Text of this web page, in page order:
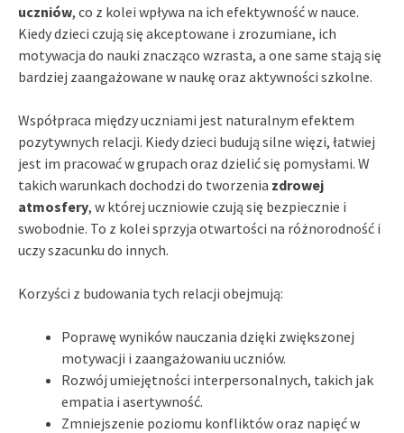
uczniów, co z kolei wpływa na ich efektywność w nauce.
Kiedy dzieci czują się akceptowane i zrozumiane, ich
motywacja do nauki znacząco wzrasta, a one same stają się
bardziej zaangażowane w naukę oraz aktywności szkolne.
Współpraca między uczniami jest naturalnym efektem
pozytywnych relacji. Kiedy dzieci budują silne więzi, łatwiej
jest im pracować w grupach oraz dzielić się pomysłami. W
takich warunkach dochodzi do tworzenia zdrowej
atmosfery, w której uczniowie czują się bezpiecznie i
swobodnie. To z kolei sprzyja otwartości na różnorodność i
uczy szacunku do innych.
Korzyści z budowania tych relacji obejmują:
Poprawę wyników nauczania dzięki zwiększonej
motywacji i zaangażowaniu uczniów.
Rozwój umiejętności interpersonalnych, takich jak
empatia i asertywność.
Zmniejszenie poziomu konfliktów oraz napięć w